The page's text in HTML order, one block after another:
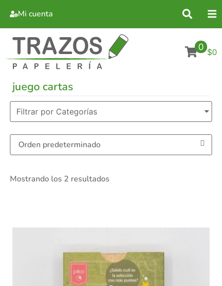
Mi cuenta
0 $0
juego cartas
Filtrar por Categorías
Mostrando los 2 resultados